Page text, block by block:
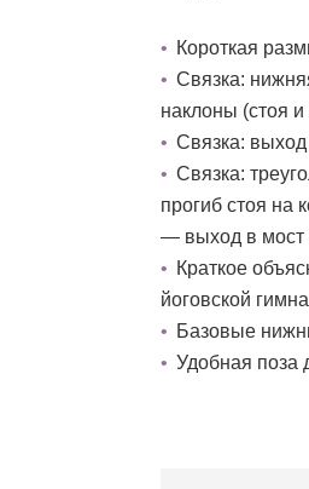
Короткая
Связка:
наклоны (стоя
Связка:
Связка:
прогиб стоя на
— выход в мост
Краткое
йоговской
Базовые
Удобная поза